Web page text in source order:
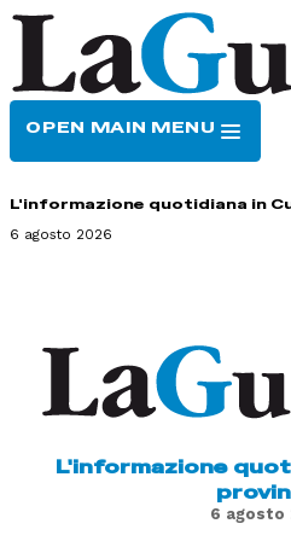
OPEN MAIN MENU
L'informazione quotidiana in
6 agosto 2026
L'informazione
6 agosto